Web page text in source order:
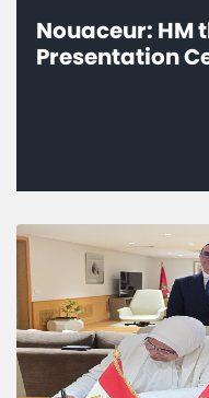
Nouaceur: HM
Presentation